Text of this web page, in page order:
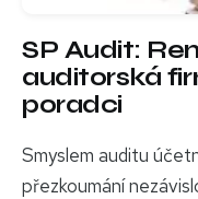
SP Audit:
auditorská
poradci
Smyslem auditu
přezkoumání